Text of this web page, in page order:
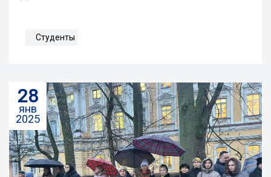
Студенты
28
янв
2025